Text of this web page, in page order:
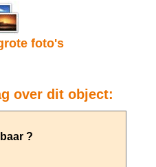
foto's
over dit object: